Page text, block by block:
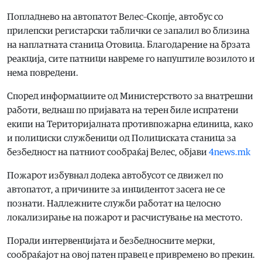
Попладнево на автопатот Велес–Скопје, автобус со
прилепски регистарски таблички се запалил во близина
на наплатната станица Отовица. Благодарение на брзата
реакција, сите патници навреме го напуштиле возилото и
нема повредени.
Според информациите од Министерството за внатрешни
работи, веднаш по пријавата на терен биле испратени
екипи на Територијалната противпожарна единица, како
и полициски службеници од Полициската станица за
безбедност на патниот сообраќај Велес, објави4news.mk
Пожарот избувнал додека автобусот се движел по
автопатот, а причините за инцидентот засега не се
познати. Надлежните служби работат на целосно
локализирање на пожарот и расчистување на местото.
Поради интервенцијата и безбедносните мерки,
сообраќајот на овој патен правец е привремено во прекин.